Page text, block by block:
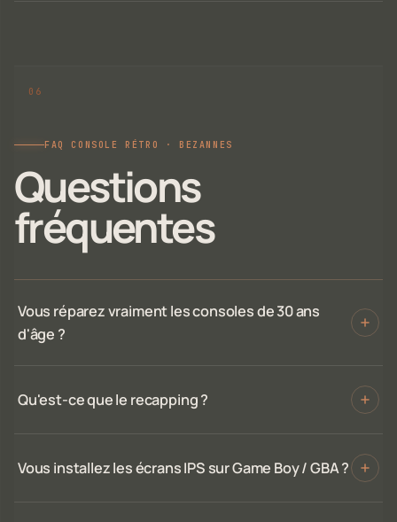
FAQ CONSOLE RÉTRO · BEZANNES
Questions
fréquentes
Vous réparez vraiment les consoles de 30 ans
d'âge ?
Qu'est-ce que le recapping ?
Vous installez les écrans IPS sur Game Boy / GBA ?